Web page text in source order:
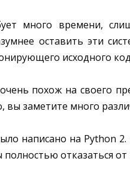
много времени,
оставить эти
исходного
похож на своего
вы заметите много
написано на Python
отказаться от